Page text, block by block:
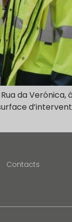
da Verónica,
Contacts